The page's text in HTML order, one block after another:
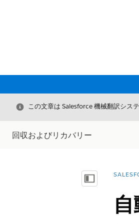
閉じる
この文章は Salesforce 機械翻訳シス
回収およびリカバリー
目次を表示詳細情